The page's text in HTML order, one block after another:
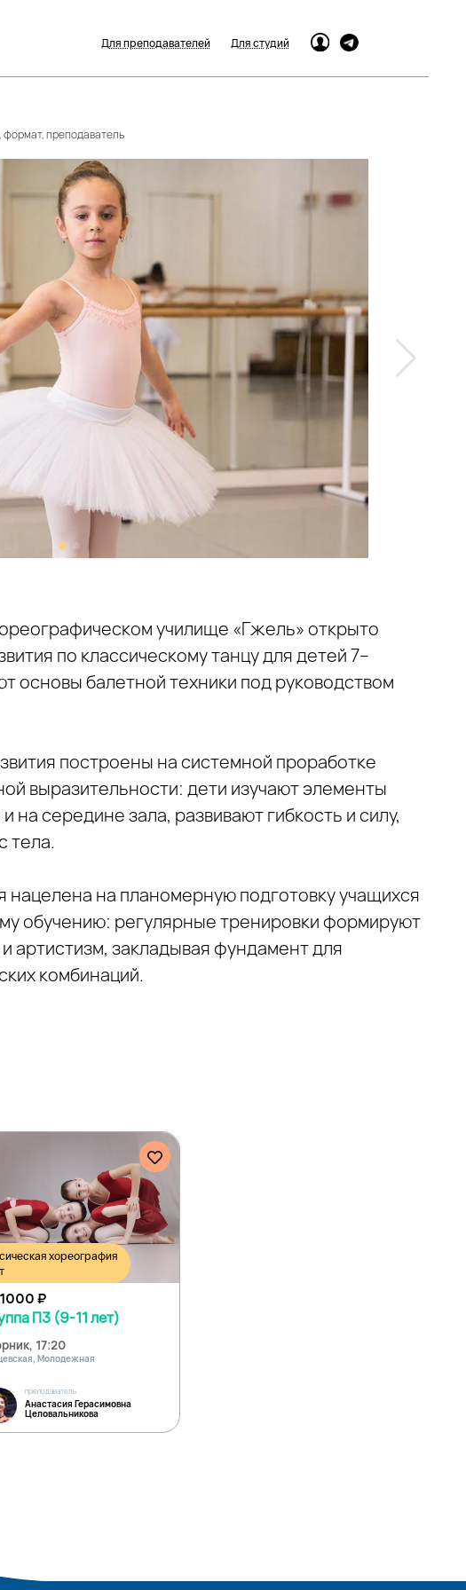
Для преподавателей Для студий
формат, преподаватель
училище «Гжель» открыто
по классическому танцу для детей 7–
основы балетной техники под руководством
построены на системной проработке
выразительности: дети изучают элементы
на середине зала, развивают гибкость и силу,
тела.
нацелена на планомерную подготовку учащихся
обучению: регулярные тренировки формируют
артистизм, закладывая фундамент для
комбинаций.
хореография
₽
П3 (9-11 лет)
17:20
Молодежная
преподаватель
Анастасия Герасимовна
Целовальникова